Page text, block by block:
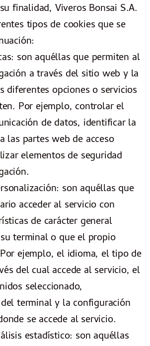
finalidad, Viveros Bonsai S.A.
tipos de cookies que se
son aquéllas que permiten al
a través del sitio web y la
diferentes opciones o servicios
Por ejemplo, controlar el
de datos, identificar la
las partes web de acceso
elementos de seguridad
son aquéllas que
acceder al servicio con
de carácter general
terminal o que el propio
ejemplo, el idioma, el tipo de
del cual accede al servicio, el
seleccionado,
terminal y la configuración
se accede al servicio.
estadístico: son aquéllas